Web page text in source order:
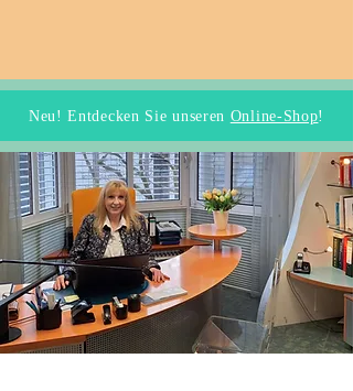
Neu! Entdecken Sie unseren Online-Shop!